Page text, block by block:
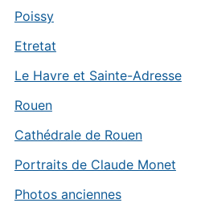
Poissy
Etretat
Le Havre et Sainte-Adresse
Rouen
Cathédrale de Rouen
Portraits de Claude Monet
Photos anciennes